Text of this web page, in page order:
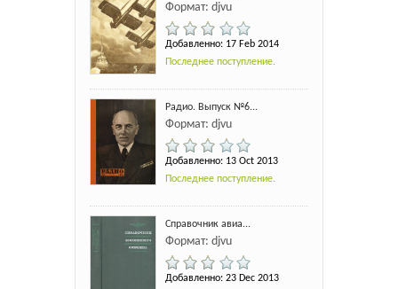
Формат: djvu
Добавленно: 17 Feb 2014
Последнее поступление.
Радио. Выпуск №6...
Формат: djvu
Добавленно: 13 Oct 2013
Последнее поступление.
Справочник авиа...
Формат: djvu
Добавленно: 23 Dec 2013